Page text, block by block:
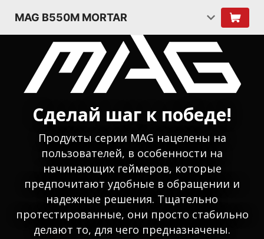
MAG B550M MORTAR
Сделай шаг к победе!
Продукты серии MAG нацелены на
пользователей, в особенности на
начинающих геймеров, которые
предпочитают удобные в обращении и
надежные решения. Тщательно
протестированные, они просто стабильно
делают то, для чего предназначены.